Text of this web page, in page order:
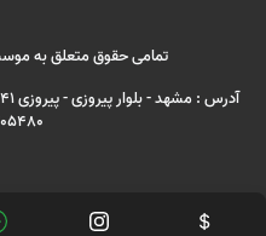
تمامی حقوق متعلق به